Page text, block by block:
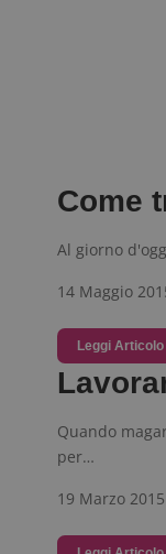
Come
Al giorno
14 Maggio
Leggi Articolo
Quando
per…
19 Marzo 2015